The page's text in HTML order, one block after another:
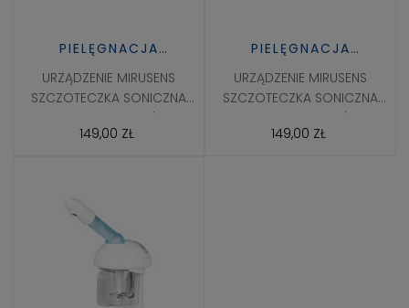
PIELĘGNACJA
DOMOWA I ZDROWIE
URZĄDZENIE MIRUSENS
SZCZOTECZKA SONICZNA
DO TWARZY Z MASAŻEREM
MORSKA
149,00 ZŁ
PIELĘGNACJA
DOMOWA I ZDROWIE
URZĄDZENIE MIRUSENS
SZCZOTECZKA SONICZNA
DO TWARZY Z MASAŻEREM
RÓŻOWA
149,00 ZŁ